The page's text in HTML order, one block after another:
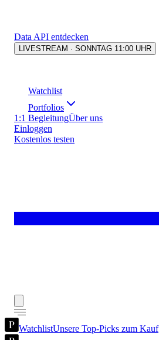
Data API entdecken
LIVESTREAM · SONNTAG 11:00 UHR
Watchlist
Portfolios
1:1 BegleitungÜber uns
Einloggen
Kostenlos testen
WatchlistUnsere Top-Picks zum Kauf